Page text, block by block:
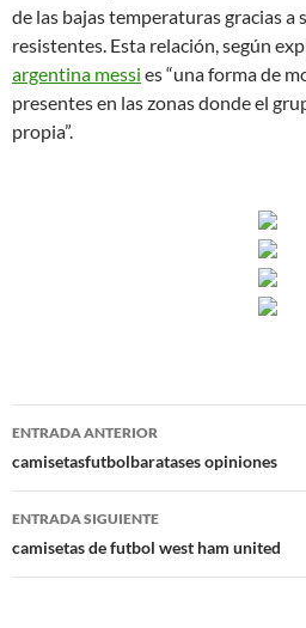
de las bajas temperaturas gracias a
resistentes. Esta relación, según
argentina messi es “una forma de
presentes en las zonas donde el
propia”.
Navegación
de
entradas
ENTRADA ANTERIOR
camisetasfutbolbaratases opiniones
ENTRADA SIGUIENTE
camisetas de futbol west ham united